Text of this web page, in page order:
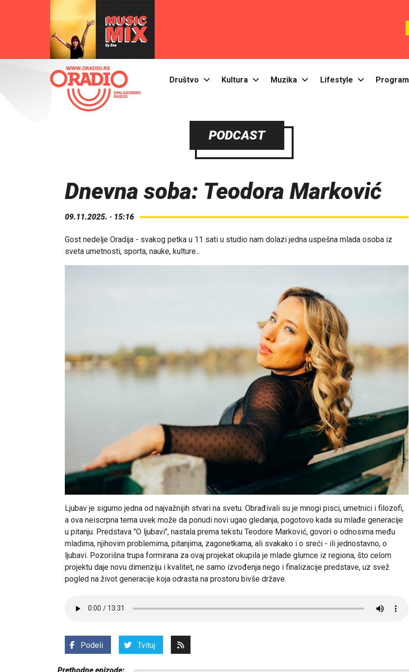
Društvo Kultura Muzika Lifestyle Program
PODCAST
Dnevna soba: Teodora Marković
09.11.2025. · 15:16
Gost nedelje Oradija - svakog petka u 11 sati u studio nam dolazi jedna uspešna mlada osoba iz
sveta umetnosti, sporta, nauke, kulture...
Ljubav je sigurno jedna od najvažnijih stvari na svetu. Obrađivali su je mnogi pisci, umetnici i filozofi,
a ova neiscrpna tema uvek može da ponudi novi ugao gledanja, pogotovo kada su mlađe generacije
u pitanju. Predstava "O ljubavi", nastala prema tekstu Teodore Marković, govori o odnosima među
mladima, njihovim problemima, pitanjima, zagonetkama, ali svakako i o sreći - ili jednostavno, o
ljubavi. Pozorišna trupa formirana za ovaj projekat okupila je mlade glumce iz regiona, što celom
projektu daje novu dimenziju i kvalitet, ne samo izvođenja nego i finalizacije predstave, uz svež
pogled na život generacije koja odrasta na prostoru bivše države.
Podeli Tvituj